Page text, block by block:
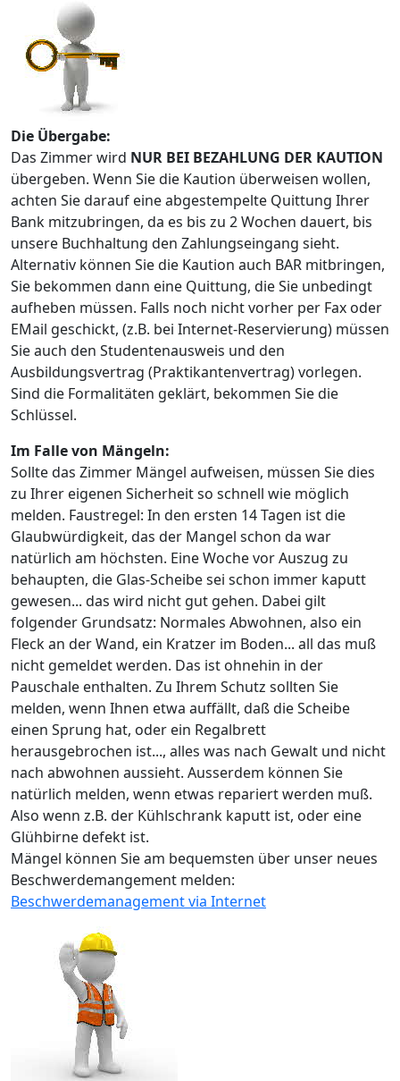
Die Übergabe:
Das Zimmer wird NUR BEI BEZAHLUNG DER KAUTION
übergeben. Wenn Sie die Kaution überweisen wollen,
achten Sie darauf eine abgestempelte Quittung Ihrer
Bank mitzubringen, da es bis zu 2 Wochen dauert, bis
unsere Buchhaltung den Zahlungseingang sieht.
Alternativ können Sie die Kaution auch BAR mitbringen,
Sie bekommen dann eine Quittung, die Sie unbedingt
aufheben müssen. Falls noch nicht vorher per Fax oder
EMail geschickt, (z.B. bei Internet-Reservierung) müssen
Sie auch den Studentenausweis und den
Ausbildungsvertrag (Praktikantenvertrag) vorlegen.
Sind die Formalitäten geklärt, bekommen Sie die
Schlüssel.
Im Falle von Mängeln:
Sollte das Zimmer Mängel aufweisen, müssen Sie dies
zu Ihrer eigenen Sicherheit so schnell wie möglich
melden. Faustregel: In den ersten 14 Tagen ist die
Glaubwürdigkeit, das der Mangel schon da war
natürlich am höchsten. Eine Woche vor Auszug zu
behaupten, die Glas-Scheibe sei schon immer kaputt
gewesen... das wird nicht gut gehen. Dabei gilt
folgender Grundsatz: Normales Abwohnen, also ein
Fleck an der Wand, ein Kratzer im Boden... all das muß
nicht gemeldet werden. Das ist ohnehin in der
Pauschale enthalten. Zu Ihrem Schutz sollten Sie
melden, wenn Ihnen etwa auffällt, daß die Scheibe
einen Sprung hat, oder ein Regalbrett
herausgebrochen ist..., alles was nach Gewalt und nicht
nach abwohnen aussieht. Ausserdem können Sie
natürlich melden, wenn etwas repariert werden muß.
Also wenn z.B. der Kühlschrank kaputt ist, oder eine
Glühbirne defekt ist.
Mängel können Sie am bequemsten über unser neues
Beschwerdemangement melden:
Beschwerdemanagement via Internet